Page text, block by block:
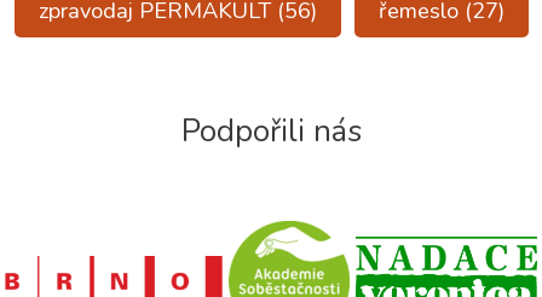
zpravodaj PERMAKULT(56) řemeslo(27)
Podpořili nás